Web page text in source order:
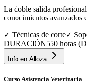
La doble salida
conocimientos avanzados
✓ Técnicas de corte✓
DURACIÓN550 horas
Info en Alloza
Curso Asistencia Veterinaria